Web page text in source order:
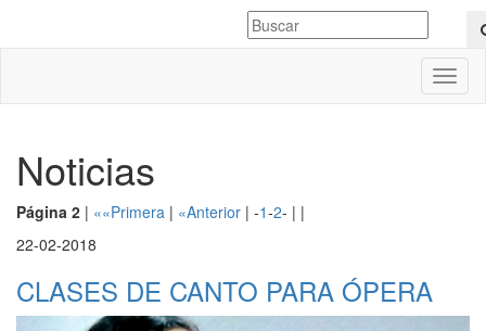
Noticias
Página 2 | ««Primera | «Anterior | -1-2- | |
22-02-2018
CLASES DE CANTO PARA ÓPERA